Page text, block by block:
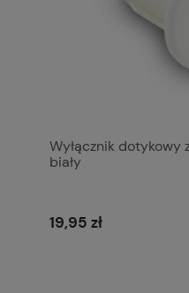
Wyłącznik dotykowy
biały
19,95 zł